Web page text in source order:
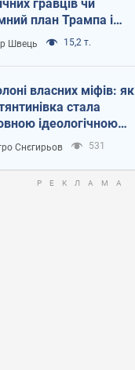
гравців чи
план Трампа і
Швець 15,2 т.
власних міфів: як
стала
ідеологічною
для російських
Снєгирьов 531